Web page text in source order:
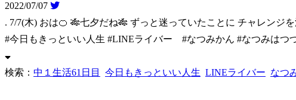
2022/07/07
. 7/7(木) おは🍊 🎋七夕だね🎋 ずっと迷っていたことに チャレンジを
#今日もきっといい人生 #LINEライバー #なつみかん #なつみは
検索： 中１生活61日目 今日もきっといい人生 LINEライバー なつ